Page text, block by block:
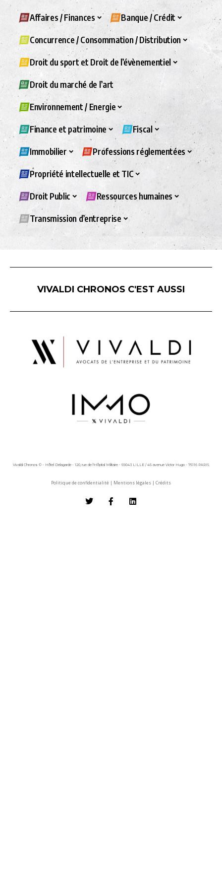
Affaires / Finances Banque / Crédit
Concurrence / Consommation / Distribution
Droit du sport et Droit de l’évènementiel
Droit du marché de l’art
Environnement / Energie
Finance et patrimoine Fiscal
Immobilier Professions réglementées
Propriété intellectuelle et TIC
Droit Public Ressources humaines
Transmission d’entreprise
VIVALDI CHRONOS C'EST AUSSI
Vivaldi Chronos © - Hôtel Delagarde - 120, rue de l'Hôpital Militaire - 59043 LILLE / 45 avenue Victor Hugo - 75116 PARIS
Politique de confidentialité | Mentions légales | Crédits